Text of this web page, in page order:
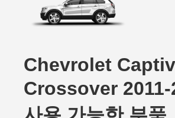
Chevrolet
Crossover 2011-